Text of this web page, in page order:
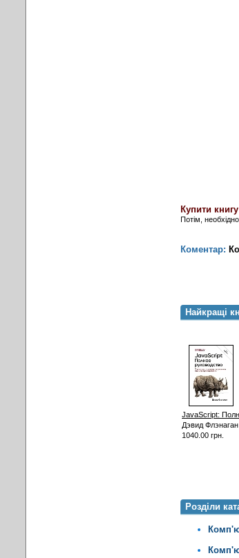
Купити
Потім,
Коментар:
Найкращі
JavaScript:
Дэвид Флэнаган
1040.00 грн.
Розділи